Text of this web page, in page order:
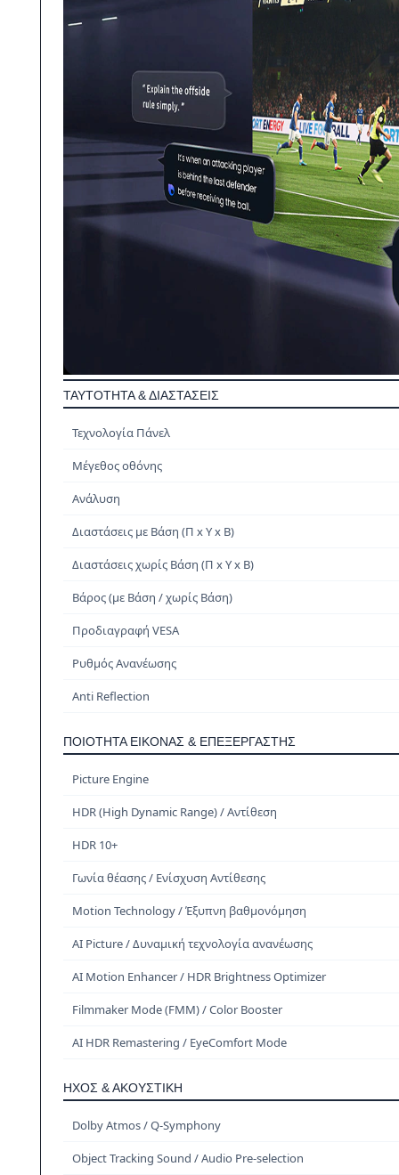
ΤΑΥΤΌΤΗΤΑ & ΔΙΑΣΤΆΣΕΙΣ
Τεχνολογία Πάνελ
Μέγεθος οθόνης
Ανάλυση
Διαστάσεις με Βάση (Π x Υ x Β)
Διαστάσεις χωρίς Βάση (Π x Υ x Β)
Βάρος (με Βάση / χωρίς Βάση)
Προδιαγραφή VESA
Ρυθμός Ανανέωσης
Anti Reflection
ΠΟΙΌΤΗΤΑ ΕΙΚΌΝΑΣ & ΕΠΕΞΕΡΓΑΣΤΉΣ
Picture Engine
HDR (High Dynamic Range) / Αντίθεση
HDR 10+
Γωνία θέασης / Ενίσχυση Αντίθεσης
Motion Technology / Έξυπνη βαθμονόμηση
AI Picture / Δυναμική τεχνολογία ανανέωσης
AI Motion Enhancer / HDR Brightness Optimizer
Filmmaker Mode (FMM) / Color Booster
AI HDR Remastering / EyeComfort Mode
ΉΧΟΣ & ΑΚΟΥΣΤΙΚΉ
Dolby Atmos / Q-Symphony
Object Tracking Sound / Audio Pre-selection